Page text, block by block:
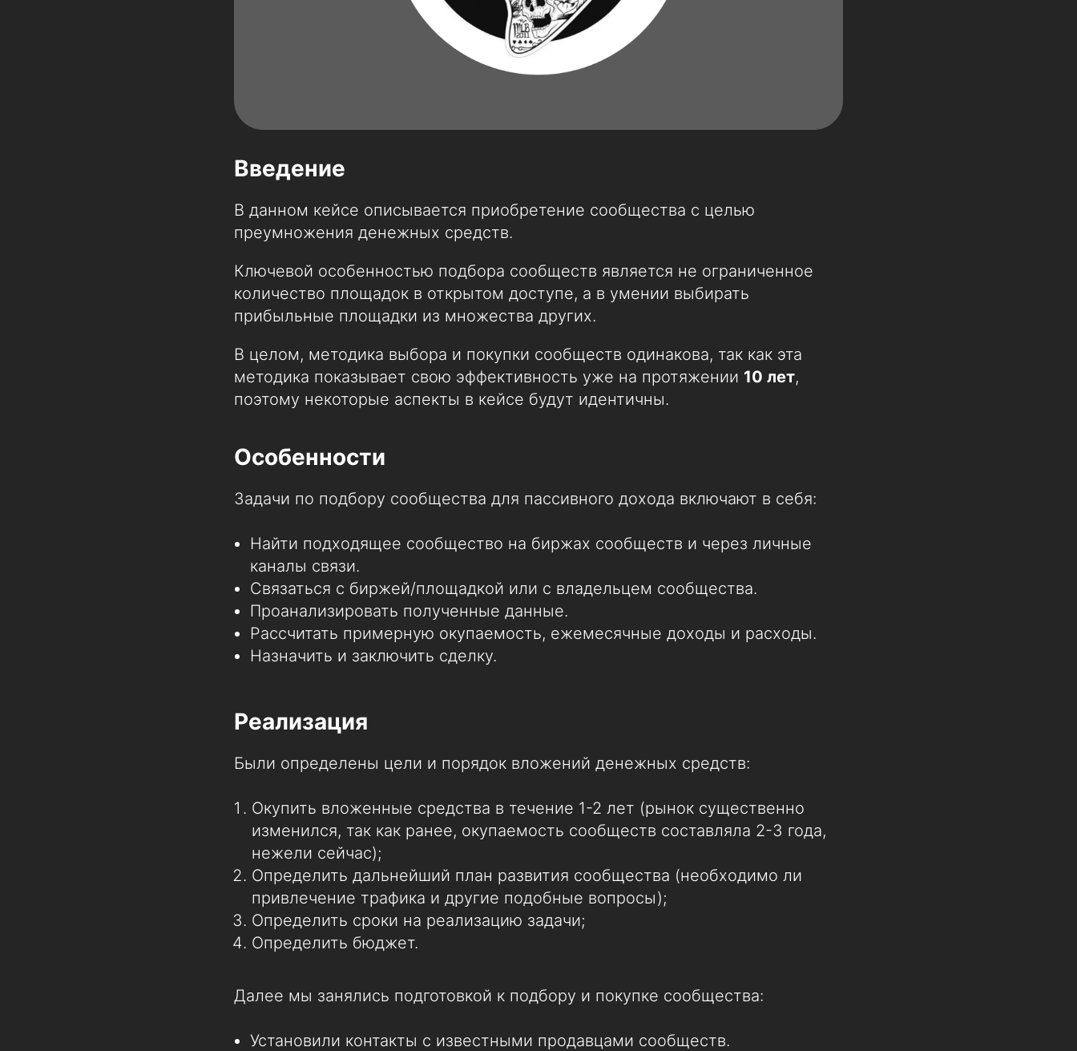
Введение
В данном кейсе описывается приобретение сообщества с целью
преумножения денежных средств.
Ключевой особенностью подбора сообществ является не ограниченное
количество площадок в открытом доступе, а в умении выбирать
прибыльные площадки из множества других.
В целом, методика выбора и покупки сообществ одинакова, так как эта
методика показывает свою эффективность уже на протяжении 10 лет,
поэтому некоторые аспекты в кейсе будут идентичны.
Особенности
Задачи по подбору сообщества для пассивного дохода включают в себя:
Найти подходящее сообщество на биржах сообществ и через личные
каналы связи.
Связаться с биржей/площадкой или с владельцем сообщества.
Проанализировать полученные данные.
Рассчитать примерную окупаемость, ежемесячные доходы и расходы.
Назначить и заключить сделку.
Реализация
Были определены цели и порядок вложений денежных средств:
Окупить вложенные средства в течение 1-2 лет (рынок существенно
изменился, так как ранее, окупаемость сообществ составляла 2-3 года,
нежели сейчас);
Определить дальнейший план развития сообщества (необходимо ли
привлечение трафика и другие подобные вопросы);
Определить сроки на реализацию задачи;
Определить бюджет.
Далее мы занялись подготовкой к подбору и покупке сообщества:
Установили контакты с известными продавцами сообществ.